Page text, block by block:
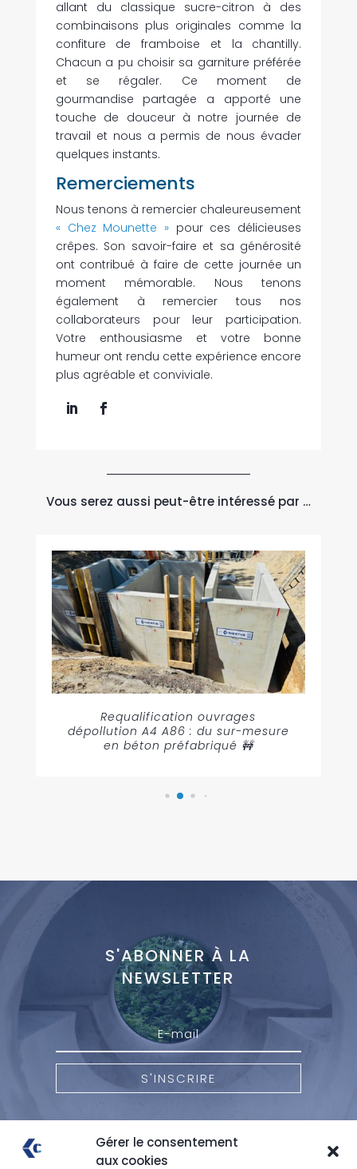
Gérer le consentement
aux cookies
allant du classique sucre-citron à des
combinaisons plus originales comme la
confiture de framboise et la chantilly.
Chacun a pu choisir sa garniture préférée
et se régaler. Ce moment de
gourmandise partagée a apporté une
touche de douceur à notre journée de
travail et nous a permis de nous évader
quelques instants.
Remerciements
Nous tenons à remercier chaleureusement
« Chez Mounette » pour ces délicieuses
crêpes. Son savoir-faire et sa générosité
ont contribué à faire de cette journée un
moment mémorable. Nous tenons
également à remercier tous nos
collaborateurs pour leur participation.
Votre enthousiasme et votre bonne
humeur ont rendu cette expérience encore
plus agréable et conviviale.
Vous serez aussi peut-être intéressé par …
Requalification ouvrages
dépollution A4 A86 : du sur-mesure
en béton préfabriqué 🚧
S'ABONNER À LA
NEWSLETTER
S'INSCRIRE